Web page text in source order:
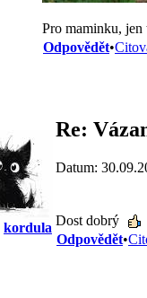
Pro maminku,
Odpovědět•
kordula
Re:
Datum:
Dost dobrý
Odpovědět•